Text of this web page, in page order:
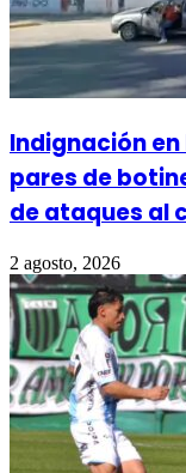
Indignación
pares de
de ataques al
2 agosto, 2026